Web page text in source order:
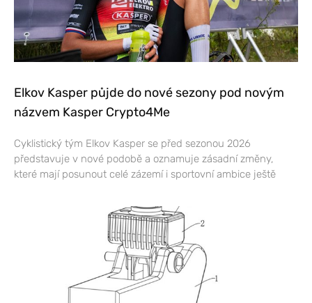
Elkov Kasper půjde do nové sezony pod novým
názvem Kasper Crypto4Me
Cyklistický tým Elkov Kasper se před sezonou 2026
představuje v nové podobě a oznamuje zásadní změny,
které mají posunout celé zázemí i sportovní ambice ještě